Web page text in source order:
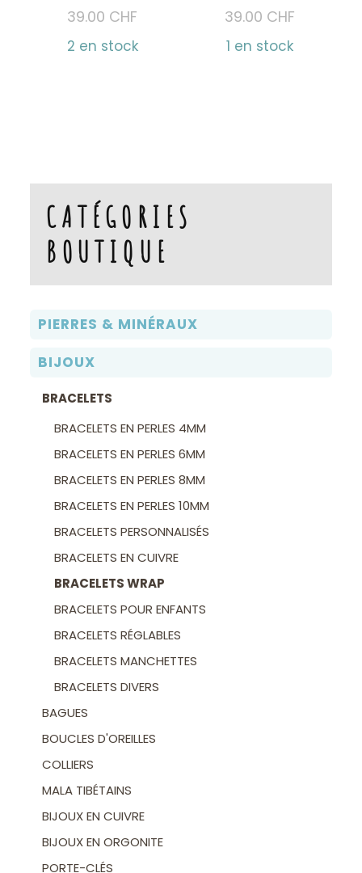
39.00 CHF
2 en stock
39.00 CHF
1 en stock
CATÉGORIES
BOUTIQUE
PIERRES & MINÉRAUX
BIJOUX
BRACELETS
BRACELETS EN PERLES 4MM
BRACELETS EN PERLES 6MM
BRACELETS EN PERLES 8MM
BRACELETS EN PERLES 10MM
BRACELETS PERSONNALISÉS
BRACELETS EN CUIVRE
BRACELETS WRAP
BRACELETS POUR ENFANTS
BRACELETS RÉGLABLES
BRACELETS MANCHETTES
BRACELETS DIVERS
BAGUES
BOUCLES D'OREILLES
COLLIERS
MALA TIBÉTAINS
BIJOUX EN CUIVRE
BIJOUX EN ORGONITE
PORTE-CLÉS